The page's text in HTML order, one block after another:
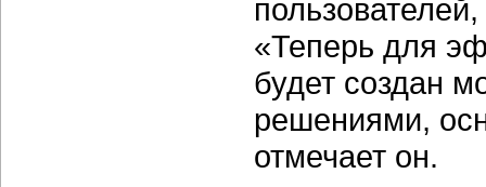
«Теперь для
будет создан
решениями,
отмечает он.